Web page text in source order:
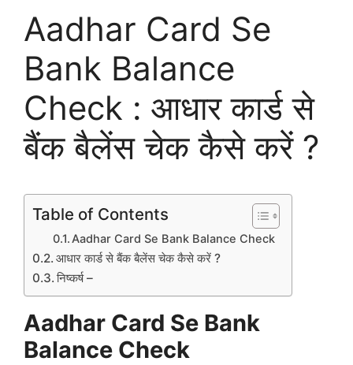
Aadhar Card Se
Bank Balance
Check : आधार कार्ड से
बैंक बैलेंस चेक कैसे करें ?
Table of Contents
Aadhar Card Se Bank Balance Check
आधार कार्ड से बैंक बैलेंस चेक कैसे करें ?
निष्कर्ष –
Aadhar Card Se Bank
Balance Check